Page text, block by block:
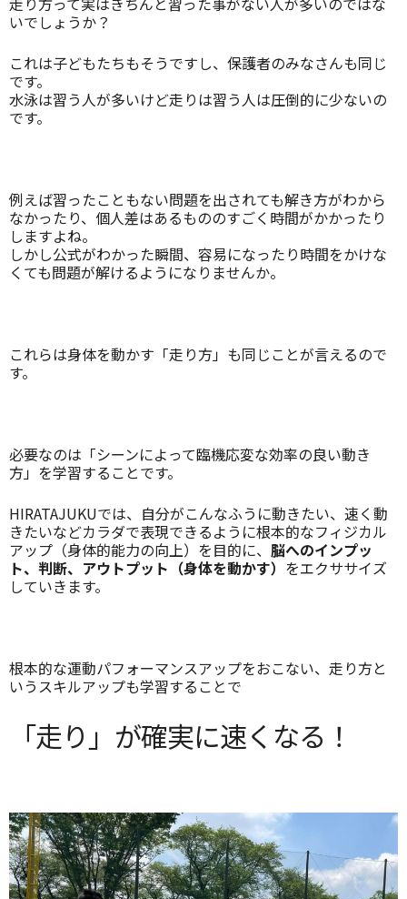
いでしょうか？
これは子どもたちもそうですし、保護者のみなさんも同じ
です。
水泳は習う人が多いけど走りは習う人は圧倒的に少ないの
です。
例えば習ったこともない問題を出されても解き方がわから
なかったり、個人差はあるもののすごく時間がかかったり
しますよね。
しかし公式がわかった瞬間、容易になったり時間をかけな
くても問題が解けるようになりませんか。
これらは身体を動かす「走り方」も同じことが言えるので
す。
必要なのは「シーンによって臨機応変な効率の良い動き
方」を学習することです。
HIRATAJUKUでは、自分がこんなふうに動きたい、速く動
きたいなどカラダで表現できるように根本的なフィジカル
アップ（身体的能力の向上）を目的に、 脳へのインプッ
ト、判断、アウトプット（身体を動かす） をエクササイズ
していきます。
根本的な運動パフォーマンスアップをおこない、走り方と
いうスキルアップも学習することで
「走り」が確実に速くなる！